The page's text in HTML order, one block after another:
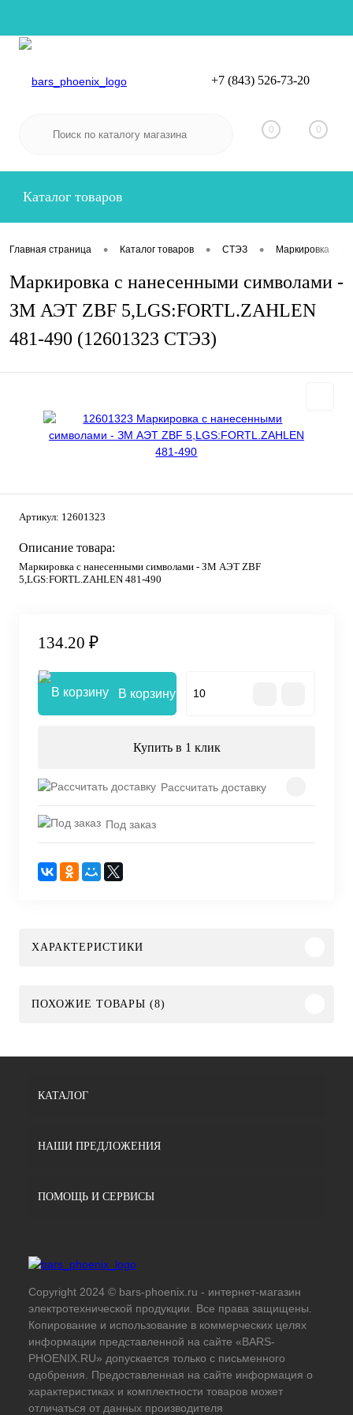
Вход
+7 (843) 526-73-20
0 0
Каталог товаров
Главная страница • Каталог товаров • СТЭЗ • Маркировка
Маркировка с нанесенными символами -
ЗМ АЭТ ZBF 5,LGS:FORTL.ZAHLEN
481-490 (12601323 СТЭЗ)
Артикул: 12601323
Описание товара:
Маркировка с нанесенными символами - ЗМ АЭТ ZBF
5,LGS:FORTL.ZAHLEN 481-490
134.20 ₽
В корзину
Купить в 1 клик
Рассчитать доставку
Под заказ
ХАРАКТЕРИСТИКИ
ПОХОЖИЕ ТОВАРЫ (8)
КАТАЛОГ
НАШИ ПРЕДЛОЖЕНИЯ
ПОМОЩЬ И СЕРВИСЫ
Copyright 2024 © bars-phoenix.ru - интернет-магазин
электротехнической продукции. Все права защищены.
Копирование и использование в коммерческих целях
информации представленной на сайте «BARS-
PHOENIX.RU» допускается только с письменного
одобрения. Предоставленная на сайте информация о
характеристиках и комплектности товаров может
отличаться от данных производителя